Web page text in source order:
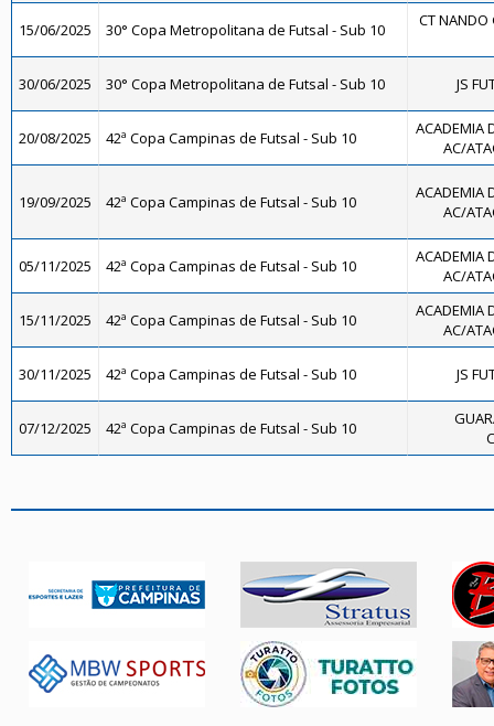
15/06/2025 30° Copa Metropolitana de Futsal - Sub 10 CT NANDO
30/06/2025 30° Copa Metropolitana de Futsal - Sub 10 JS
20/08/2025 42ª Copa Campinas de Futsal - Sub 10
ACADEMIA
AC/
19/09/2025 42ª Copa Campinas de Futsal - Sub 10
ACADEMIA
AC/
05/11/2025 42ª Copa Campinas de Futsal - Sub 10
ACADEMIA
AC/
15/11/2025 42ª Copa Campinas de Futsal - Sub 10
ACADEMIA
AC/
30/11/2025 42ª Copa Campinas de Futsal - Sub 10 JS
07/12/2025 42ª Copa Campinas de Futsal - Sub 10